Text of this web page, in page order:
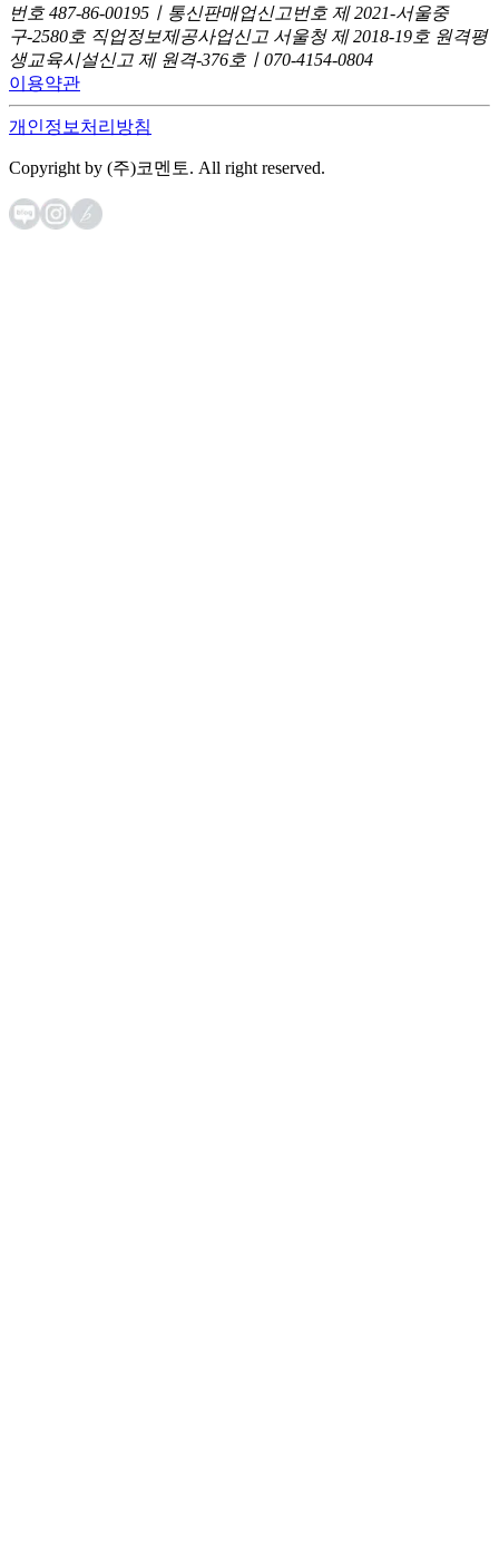
번호 487-86-00195ㅣ통신판매업신고번호 제 2021-서울중
구-2580호 직업정보제공사업신고 서울청 제 2018-19호 원격평
생교육시설신고 제 원격-376호ㅣ070-4154-0804
이용약관
개인정보처리방침
Copyright by (주)코멘토. All right reserved.